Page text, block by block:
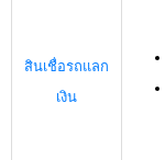
สินเชื่อรถแลก
เงิน